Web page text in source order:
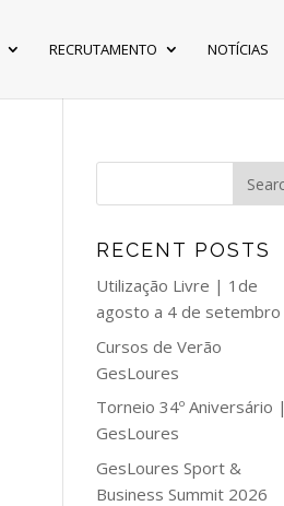
RECRUTAMENTO NOTÍCIAS
RECENT POSTS
Utilização Livre | 1de
agosto a 4 de setembro
Cursos de Verão
GesLoures
Torneio 34º Aniversário |
GesLoures
GesLoures Sport &
Business Summit 2026